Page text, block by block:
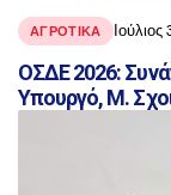
ΑΓΡΟΤΙΚΑ Ιούλιος
ΟΣΔΕ 2026:
Υπουργό, Μ.